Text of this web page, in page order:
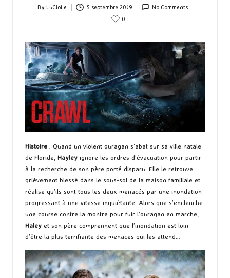
Posted
By LuCioLe 5 septembre 2019
No Comments
0
Histoire : Quand un violent ouragan s’abat sur sa ville natale
de Floride, Hayley ignore les ordres d’évacuation pour partir
à la recherche de son père porté disparu. Elle le retrouve
grièvement blessé dans le sous-sol de la maison familiale et
réalise qu’ils sont tous les deux menacés par une inondation
progressant à une vitesse inquiétante. Alors que s’enclenche
une course contre la montre pour fuir l’ouragan en marche,
Haley et son père comprennent que l’inondation est loin
d’être la plus terrifiante des menaces qui les attend…